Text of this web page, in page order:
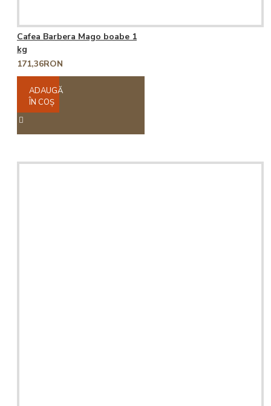
Cafea Barbera Mago boabe 1
kg
171,36RON
ADAUGĂ
ÎN COŞ